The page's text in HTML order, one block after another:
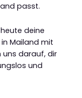
passt.
deine
Mailand mit
uns darauf, dir
und